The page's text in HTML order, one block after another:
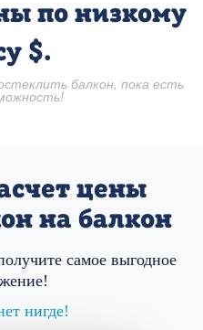
по низкому
$.
балкон, пока есть
цены
на балкон
самое выгодное
нигде!